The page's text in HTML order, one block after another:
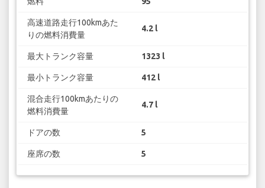
高速道路走行100kmあた
りの燃料消費量
4.2 l
最大トランク容量 1323 l
最小トランク容量 412 l
混合走行100kmあたりの
燃料消費量
4.7 l
ドアの数 5
座席の数 5